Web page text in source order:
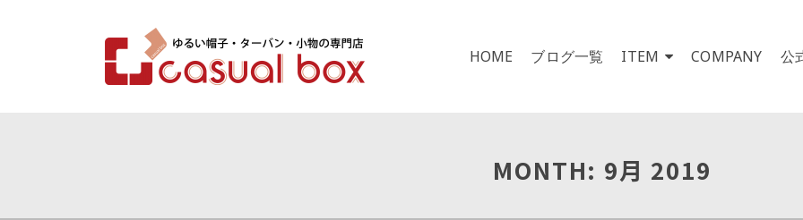
HOME ブログ一覧 ITEM COMPANY 公
MONTH: 9月 2019